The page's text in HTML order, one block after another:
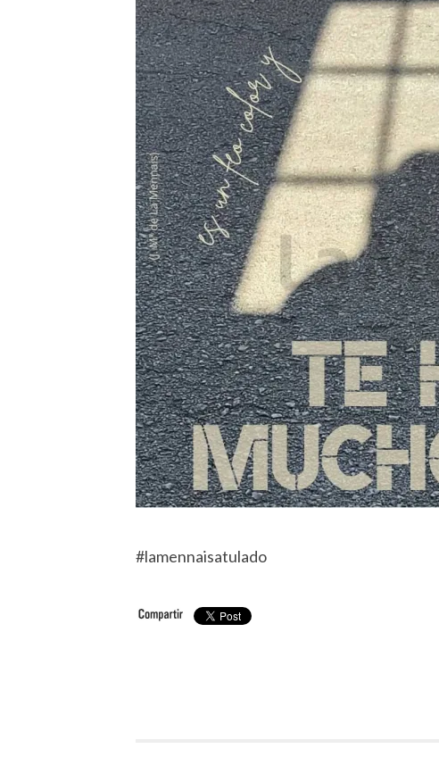
#lamennaisatulado